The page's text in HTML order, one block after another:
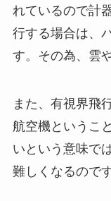
れているので計
行する場合は、
す。その為、雲
また、有視界飛
航空機というこ
いという意味で
難しくなるので